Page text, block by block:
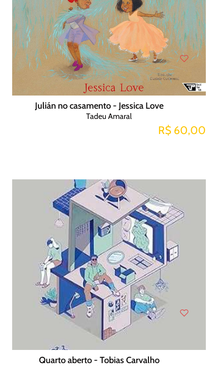
Julián no casamento - Jessica Love
Tadeu Amaral
R$ 60,00
Quarto aberto - Tobias Carvalho